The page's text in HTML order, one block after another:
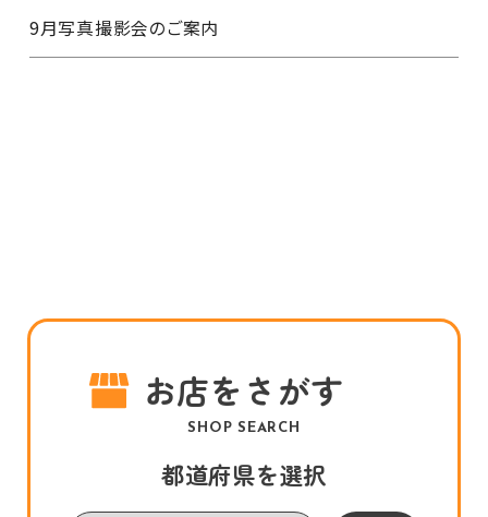
9月写真撮影会のご案内
お店をさがす
SHOP SEARCH
都道府県を選択